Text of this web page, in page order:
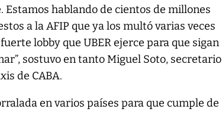
hablando de cientos de millones
a la AFIP que ya los multó varias veces
lobby que UBER ejerce para que sigan
sostuvo en tanto Miguel Soto, secretario
de CABA.
en varios países para que cumple de